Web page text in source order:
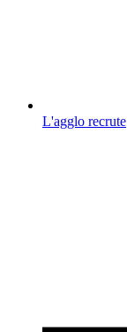
L'agglo recrute